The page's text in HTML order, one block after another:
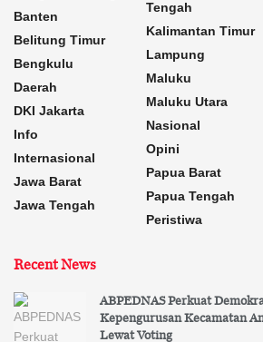
Banten
Belitung Timur
Bengkulu
Daerah
DKI Jakarta
Info
Internasional
Jawa Barat
Jawa Tengah
Tengah
Kalimantan Timur
Lampung
Maluku
Maluku Utara
Nasional
Opini
Papua Barat
Papua Tengah
Peristiwa
Recent News
ABPEDNAS Perkuat
Kepengurusan Kecamatan
Lewat Voting